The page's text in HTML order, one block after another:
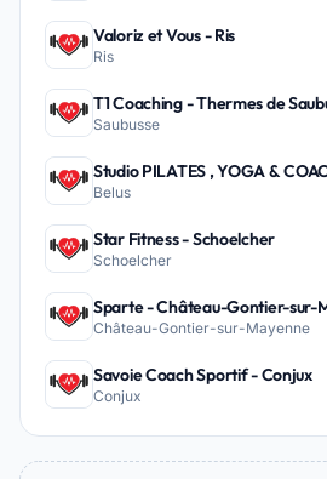
Valoriz et Vous - Ris
Ris
T1 Coaching - Thermes de
Saubusse
Studio PILATES , YOGA &
PEYREHORADE - Belus
Belus
Star Fitness - Schoelcher
Schoelcher
Sparte - Château-Gontier-sur-
Château-Gontier-sur-Mayenne
Savoie Coach Sportif - Conjux
Conjux